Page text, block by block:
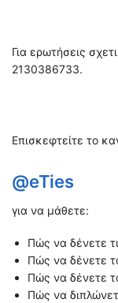
Για ερωτήσεις
2130386733.
Επισκεφτείτε το
@eTies
για να μάθετε:
Πώς να δένετε
Πώς να δένετε
Πώς να δένετε
Πώς να